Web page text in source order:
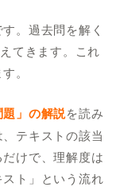
。過去問を解く
てきます。これ
。
題」の解説を読み
テキストの該当
けで、理解度は
ト」という流れ